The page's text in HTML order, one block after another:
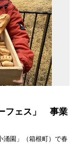
フェス」 事業
涌園」（箱根町）で春